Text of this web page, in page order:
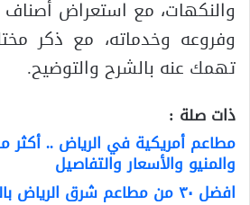
والنكهات، مع استعراض أصناف
وفروعه وخدماته، مع ذكر
تهمك عنه بالشرح والتوضيح.
ذات صلة :
والمنيو والأسعار والتفاصيل
افضل ٣٠ من مطاعم شرق الرياض